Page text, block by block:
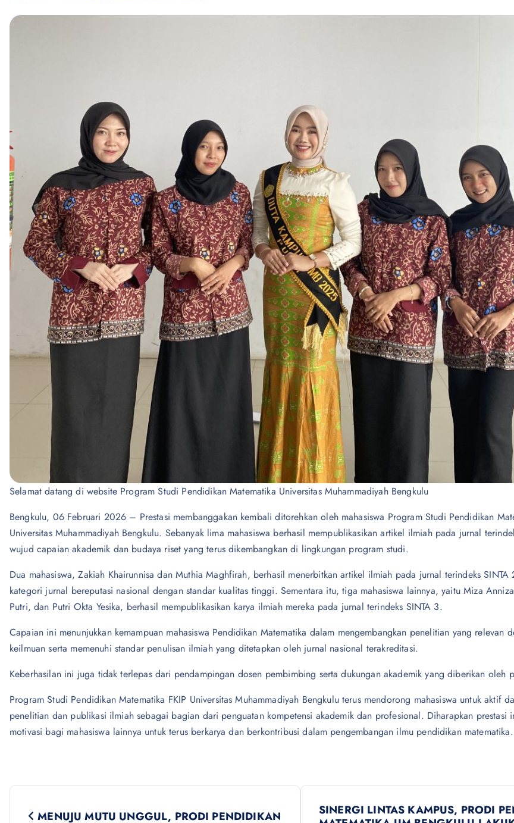
Selamat datang di website Program Studi Pendidikan Matematika Universitas Muhammadiyah Bengkulu
Bengkulu, 06 Februari 2026 – Prestasi membanggakan kembali ditorehkan oleh mahasiswa Program Studi Pendidikan
Universitas Muhammadiyah Bengkulu. Sebanyak lima mahasiswa berhasil mempublikasikan artikel ilmiah pada jurnal
wujud capaian akademik dan budaya riset yang terus dikembangkan di lingkungan program studi.
Dua mahasiswa, Zakiah Khairunnisa dan Muthia Maghfirah, berhasil menerbitkan artikel ilmiah pada jurnal terindeks SINTA
kategori jurnal bereputasi nasional dengan standar kualitas tinggi. Sementara itu, tiga mahasiswa lainnya, yaitu Miza
Putri, dan Putri Okta Yesika, berhasil mempublikasikan karya ilmiah mereka pada jurnal terindeks SINTA 3.
Capaian ini menunjukkan kemampuan mahasiswa Pendidikan Matematika dalam mengembangkan penelitian yang relevan
keilmuan serta memenuhi standar penulisan ilmiah yang ditetapkan oleh jurnal nasional terakreditasi.
Keberhasilan ini juga tidak terlepas dari pendampingan dosen pembimbing serta dukungan akademik yang diberikan oleh
Program Studi Pendidikan Matematika FKIP Universitas Muhammadiyah Bengkulu terus mendorong mahasiswa untuk aktif
penelitian dan publikasi ilmiah sebagai bagian dari penguatan kompetensi akademik dan profesional. Diharapkan prestasi
motivasi bagi mahasiswa lainnya untuk terus berkarya dan berkontribusi dalam pengembangan ilmu pendidikan matematika.
P
MENUJU MUTU UNGGUL, PRODI PENDIDIKAN
SINERGI LINTAS KAMPUS, PRODI